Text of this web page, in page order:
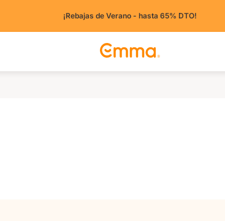
¡Rebajas de Verano - hasta 65% DTO!